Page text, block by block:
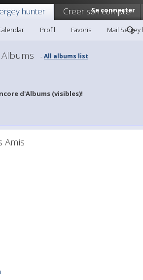
Se connecter
hunter Creer son compte!
Profil Favoris Mail
-All albums list
d'Albums (visibles)!
Amis